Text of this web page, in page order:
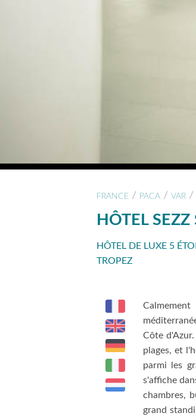
FRANCE / PACA / VAR /
HÔTEL
HÔTEL DE LUXE 5
TROPEZ
Côte
plages, et
parmi les
s'affiche
chambres,
grand